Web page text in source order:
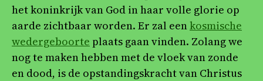
het koninkrijk van God in haar volle glorie op
aarde zichtbaar worden. Er zal eenkosmische
wedergeboorte plaats gaan vinden. Zolang we
nog te maken hebben met de vloek van zonde
en dood, is de opstandingskracht van Christus